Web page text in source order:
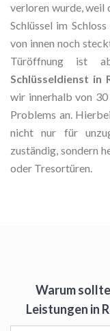
verloren wurde, weil
Schlüssel im
von innen noch
Türöffnung ist
Schlüsseldienst in
wir innerhalb von 30
Problems an.
nicht nur für
zuständig, sondern
oder Tresortüren.
Warum
Leistungen in